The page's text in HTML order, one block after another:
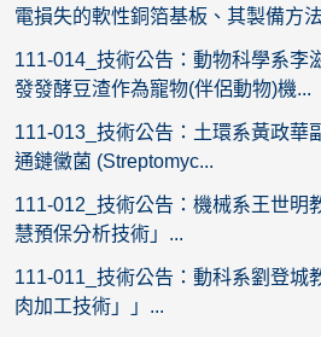
電損失的軟性銅箔基板、其製備方
111-014_技術公告：動物科學系李
發發酵豆渣作為寵物(伴侶動物)機...
111-013_技術公告：土環系黃政華
通鏈黴菌 (Streptomyc...
111-012_技術公告：機械系王世明
慧預保分析技術」...
111-011_技術公告：動科系劉登城
肉加工技術」」...